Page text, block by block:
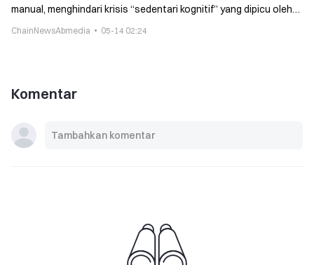
manual, menghindari krisis “sedentari kognitif” yang dipicu oleh
ChainNewsAbmedia 05-14 02:24
Komentar